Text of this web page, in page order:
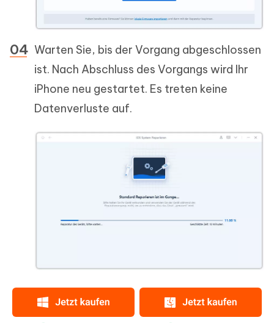
Warten Sie, bis der Vorgang abgeschlossen
ist. Nach Abschluss des Vorgangs wird Ihr
iPhone neu gestartet. Es treten keine
Datenverluste auf.